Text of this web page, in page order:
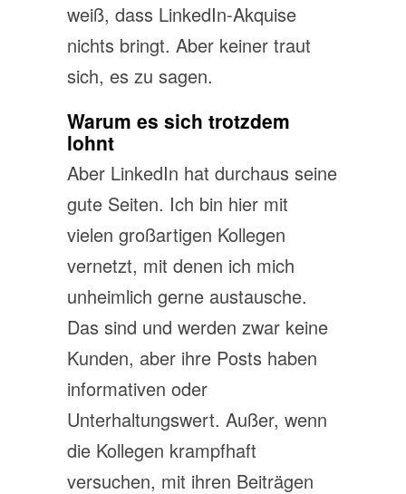
weiß, dass LinkedIn-Akquise
nichts bringt. Aber keiner traut
sich, es zu sagen.
Warum es sich trotzdem
lohnt
Aber LinkedIn hat durchaus seine
gute Seiten. Ich bin hier mit
vielen großartigen Kollegen
vernetzt, mit denen ich mich
unheimlich gerne austausche.
Das sind und werden zwar keine
Kunden, aber ihre Posts haben
informativen oder
Unterhaltungswert. Außer, wenn
die Kollegen krampfhaft
versuchen, mit ihren Beiträgen